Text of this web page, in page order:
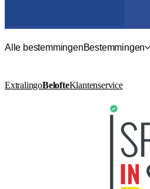
Alle bestemmingenBestemmingen
ExtralingoBelofteKlantenservice